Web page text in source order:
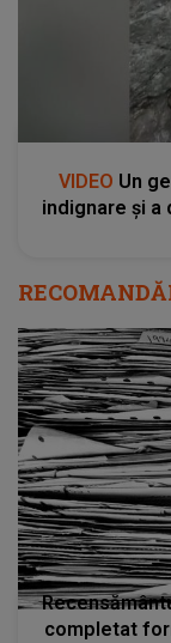
VIDEO Un
indignare și a
completat